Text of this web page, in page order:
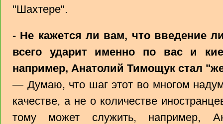
"Шахтере".
- Не кажется ли вам, что введение
всего ударит именно по вас и
например, Анатолий Тимощук стал
— Думаю, что шаг этот во многом
качестве, а не о количестве
тому может служить, например,